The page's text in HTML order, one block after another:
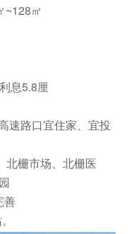
~128㎡
息5.8厘
速路口宜住家、宜投
北栅市场、北栅医
善